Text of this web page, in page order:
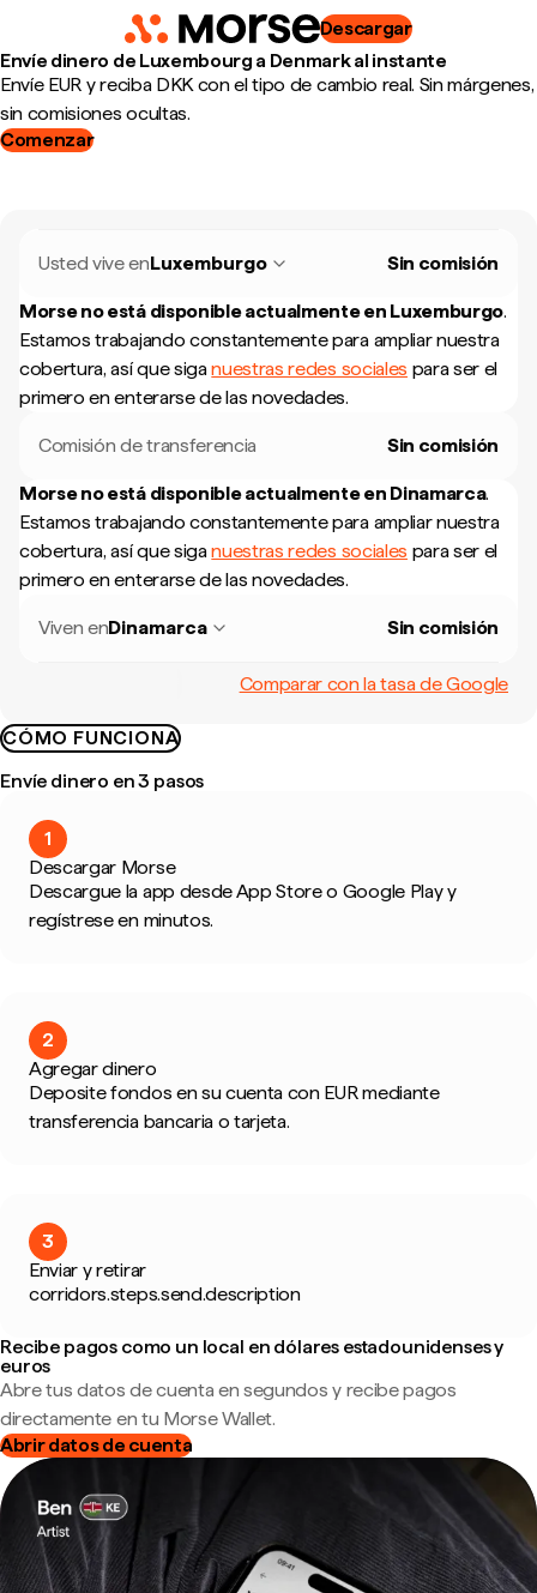
Descargar
Envíe dinero de Luxembourg a Denmark al instante
Envíe EUR y reciba DKK con el tipo de cambio real. Sin márgenes,
sin comisiones ocultas.
Comenzar
Usted vive enLuxemburgo Sin comisión
Morse no está disponible actualmente en Luxemburgo.
Estamos trabajando constantemente para ampliar nuestra
cobertura, así que siganuestras redes sociales para ser el
primero en enterarse de las novedades.
Comisión de transferencia Sin comisión
Morse no está disponible actualmente en Dinamarca.
Estamos trabajando constantemente para ampliar nuestra
cobertura, así que siganuestras redes sociales para ser el
primero en enterarse de las novedades.
Viven enDinamarca Sin comisión
Comparar con la tasa de Google
CÓMO FUNCIONA
Envíe dinero en 3 pasos
1
Descargar Morse
Descargue la app desde App Store o Google Play y
regístrese en minutos.
2
Agregar dinero
Deposite fondos en su cuenta con EUR mediante
transferencia bancaria o tarjeta.
3
Enviar y retirar
corridors.steps.send.description
Recibe pagos como un local en dólares estadounidenses y
euros
Abre tus datos de cuenta en segundos y recibe pagos
directamente en tu Morse Wallet.
Abrir datos de cuenta